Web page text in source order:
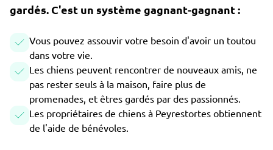
gardés. C'est un système gagnant-gagnant :
Vous pouvez assouvir votre besoin d'avoir un toutou
dans votre vie.
Les chiens peuvent rencontrer de nouveaux amis, ne
pas rester seuls à la maison, faire plus de
promenades, et êtres gardés par des passionnés.
Les propriétaires de chiens à Peyrestortes obtiennent
de l'aide de bénévoles.